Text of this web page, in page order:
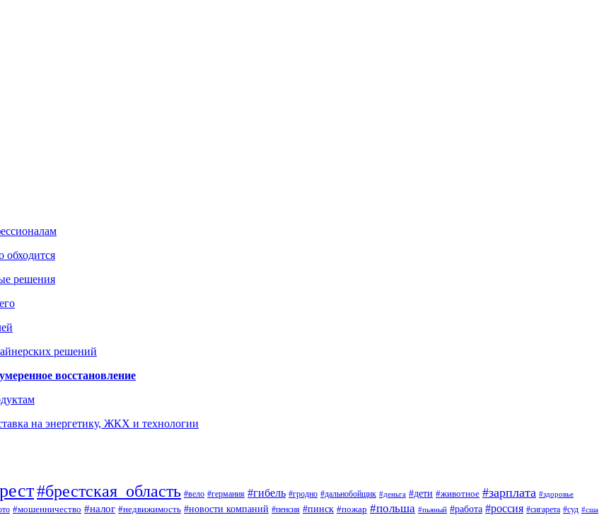
обходится
решения
решений
восстановление
на энергетику, ЖКХ и технологии
#брестская_область #вело #германия #гибель #гродно #дальнобойщик #деньга #дети #животное #зарплата #здоровье
#мошенничество #налог #недвижимость #новости компаний #пенсия #пинск #пожар #польша #пьяный #работа #россия #сигарета #суд #сша